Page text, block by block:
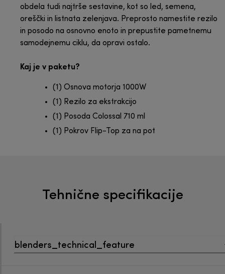
obdela tudi najtrše sestavine, kot so led, semena,
oreščki in listnata zelenjava. Preprosto namestite rezilo
in posodo na osnovno enoto in prepustite pametnemu
samodejnemu ciklu, da opravi ostalo.
Kaj je v paketu?
(1) Osnova motorja 1000W
(1) Rezilo za ekstrakcijo
(1) Posoda Colossal 710 ml
(1) Pokrov Flip-Top za na pot
Tehnične specifikacije
blenders_technical_feature